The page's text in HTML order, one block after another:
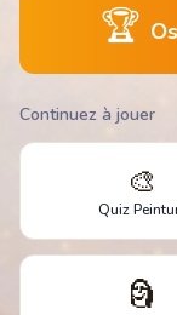
🏆
Continuez à jouer
🎨
Quiz
🗿